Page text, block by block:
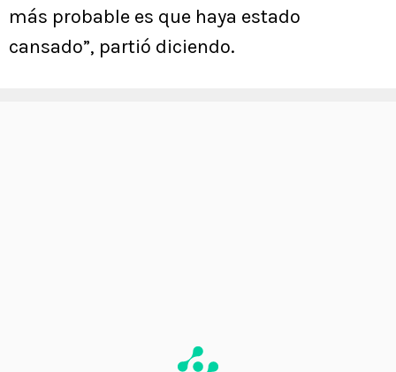
más probable es que haya estado
cansado”, partió diciendo.